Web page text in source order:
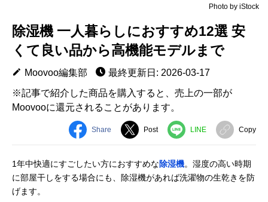
Photo by iStock
除湿機 一人暮らしにおすすめ12選 安
くて良い品から高機能モデルまで
Moovoo編集部
最終更新日: 2026-03-17
※記事で紹介した商品を購入すると、売上の一部が
Moovooに還元されることがあります。
Share Post LINE Copy
1年中快適にすごしたい方におすすめな除湿機。湿度の高い時期
に部屋干しをする場合にも、除湿機があれば洗濯物の生乾きを防
げます。